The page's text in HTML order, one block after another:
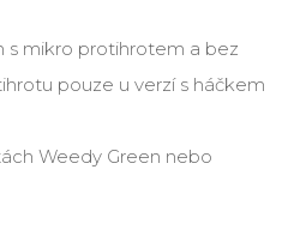
s mikro protihrotem a bez
pouze u verzí s háčkem
Weedy Green nebo